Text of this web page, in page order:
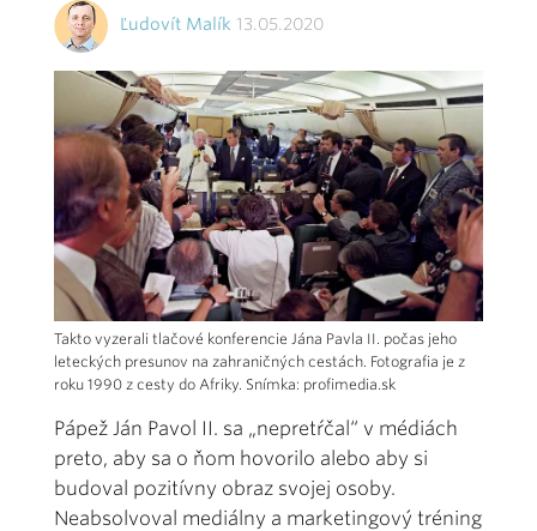
Ľudovít Malík 13.05.2020
Takto vyzerali tlačové konferencie Jána Pavla II. počas jeho
leteckých presu­nov na zahraničných cestách. Fotografia je z
roku 1990 z cesty do Afriky. Snímka: profimedia.sk
Pápež Ján Pavol II. sa „nepretŕčal“ v médiách
preto, aby sa o ňom hovorilo alebo aby si
budoval pozitívny obraz svojej osoby.
Neabsolvoval mediálny a marketingový tréning